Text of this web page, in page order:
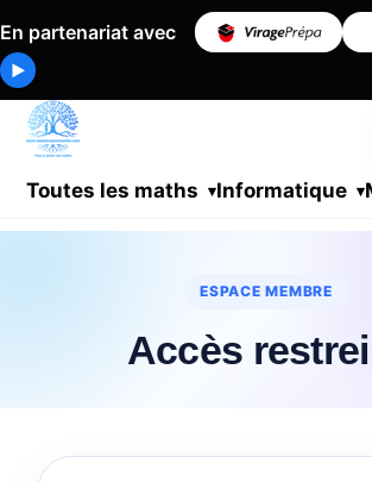
En partenariat avec
▶
Toutes les maths Informatique
ESPACE MEMBRE
Accès